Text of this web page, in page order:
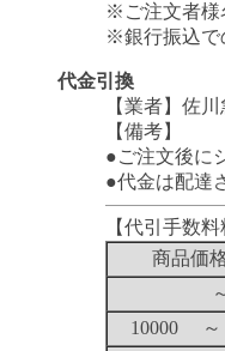
※ご注文者様
※銀行振込で
代金引換
【業者】佐
【備考】
●ご注文後に
●代金は配達
【代引手数料
商品価
10000 ～